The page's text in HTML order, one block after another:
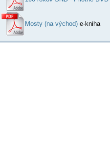
Mosty (na východ) e-kniha